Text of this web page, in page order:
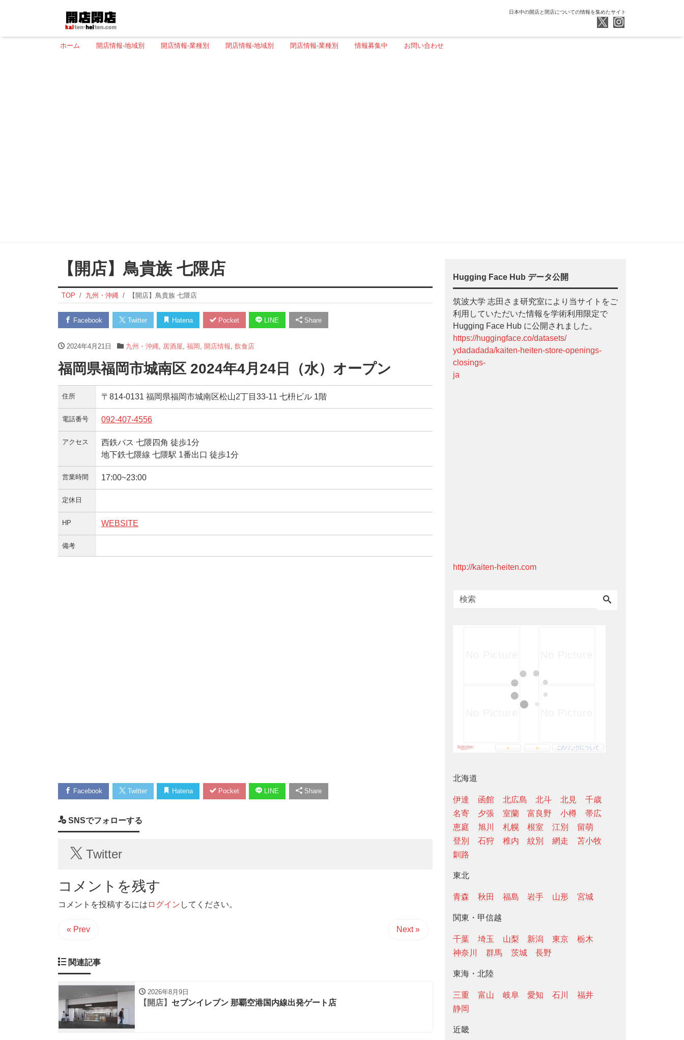
日本中の開店と閉店についての情報を集めたサイト
ホーム 開店情報-地域別 開店情報-業種別 閉店情報-地域別 閉店情報-業種別 情報募集中 お問い合わせ
【開店】鳥貴族 七隈店
TOP 九州・沖縄 【開店】鳥貴族 七隈店
Facebook Twitter Hatena Pocket LINE Share
2024年4月21日 九州・沖縄 居酒屋 福岡 開店情報 飲食店
福岡県福岡市城南区 2024年4月24日（水）オープン
住所 〒814-0131 福岡県福岡市城南区松山2丁目33-11 七枡ビル 1階
電話番号 092-407-4556
アクセス
西鉄バス 七隈四角 徒歩1分
地下鉄七隈線 七隈駅 1番出口 徒歩1分
営業時間 17:00~23:00
定休日
HP WEBSITE
備考
Facebook Twitter Hatena Pocket LINE Share
SNSでフォローする
Twitter
コメントを残す
コメントを投稿するには ログイン してください。
« Prev Next »
関連記事
2026年8月9日
【開店】 セブンイレブン 那覇空港国内線出発ゲート店
Hugging Face Hub データ公開
筑波大学 志田さま研究室により当サイトをご
利用していただいた情報を学術利用限定で
Hugging Face Hub に公開されました。
https://huggingface.co/datasets/
ydadadada/kaiten-heiten-store-openings-
closings-
ja
http://kaiten-heiten.com
北海道
伊達 函館 北広島 北斗 北見
千歳
名寄
夕張 室蘭 富良野 小樽
帯広
恵庭
旭川 札幌 根室 江別
留萌
登別
石狩 稚内 紋別 網走
苫小牧
釧路
東北
青森 秋田 福島 岩手 山形 宮城
関東・甲信越
千葉 埼玉 山梨 新潟 東京
栃木
神奈川
群馬 茨城 長野
東海・北陸
三重 富山 岐阜 愛知 石川
福井
静岡
近畿